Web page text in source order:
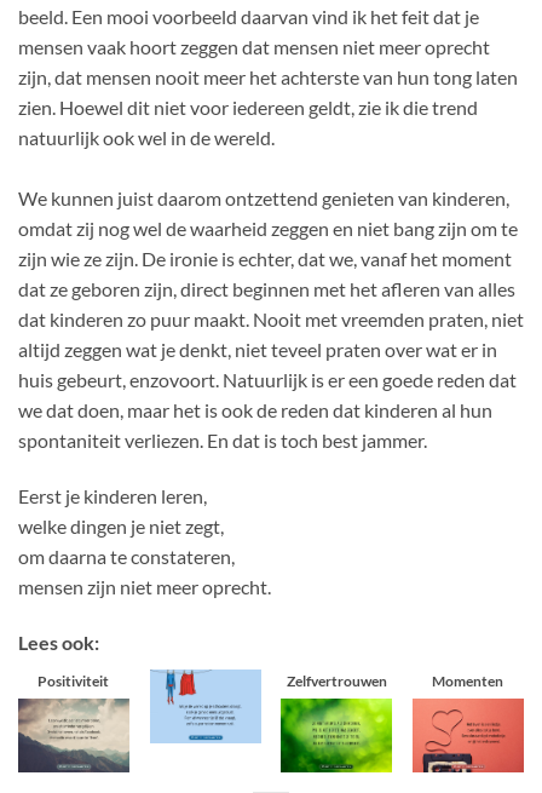
beeld. Een mooi voorbeeld daarvan vind ik het feit dat je
mensen vaak hoort zeggen dat mensen niet meer oprecht
zijn, dat mensen nooit meer het achterste van hun tong laten
zien. Hoewel dit niet voor iedereen geldt, zie ik die trend
natuurlijk ook wel in de wereld.
We kunnen juist daarom ontzettend genieten van kinderen,
omdat zij nog wel de waarheid zeggen en niet bang zijn om te
zijn wie ze zijn. De ironie is echter, dat we, vanaf het moment
dat ze geboren zijn, direct beginnen met het afleren van alles
dat kinderen zo puur maakt. Nooit met vreemden praten, niet
altijd zeggen wat je denkt, niet teveel praten over wat er in
huis gebeurt, enzovoort. Natuurlijk is er een goede reden dat
we dat doen, maar het is ook de reden dat kinderen al hun
spontaniteit verliezen. En dat is toch best jammer.
Eerst je kinderen leren,
welke dingen je niet zegt,
om daarna te constateren,
mensen zijn niet meer oprecht.
Lees ook:
Positiviteit Zelfvertrouwen Momenten